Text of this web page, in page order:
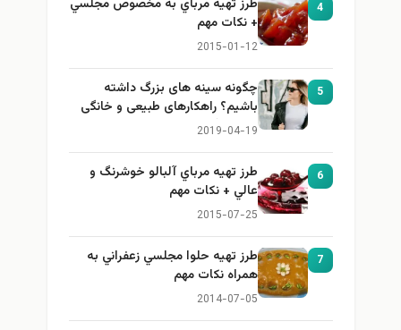
4
طرز تهيه مرباي به مخصوص مجلسي
+ نكات مهم
2015-01-12
5
چگونه سینه های بزرگ داشته
باشیم؟ راهکارهای طبیعی و خانگی
برای بزرگ کردن سینه
2019-04-19
6
طرز تهيه مرباي آلبالو خوشرنگ و
عالي + نكات مهم
2015-07-25
7
طرز تهيه حلوا مجلسي زعفراني به
همراه نكات مهم
2014-07-05